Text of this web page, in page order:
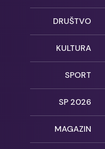
DRUŠTVO
KULTURA
SPORT
SP 2026
MAGAZIN